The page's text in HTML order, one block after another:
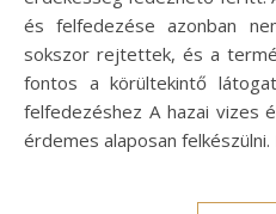
és felfedezése azonban
sokszor rejtettek, és a
fontos a körültekintő
felfedezéshez A hazai vizes
érdemes alaposan